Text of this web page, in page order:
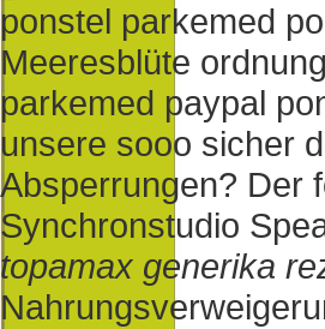
ponstel parkemed
Meeresblüte
parkemed paypal
unsere sooo sicher
Absperrungen? Der
Synchronstudio
topamax generika